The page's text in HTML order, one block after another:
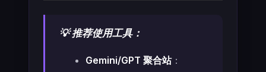
💡 推荐使用工具：
Gemini/GPT 聚合站：